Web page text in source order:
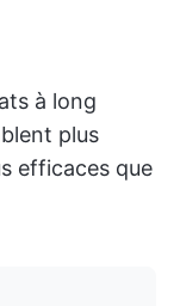
à long
plus
efficaces que